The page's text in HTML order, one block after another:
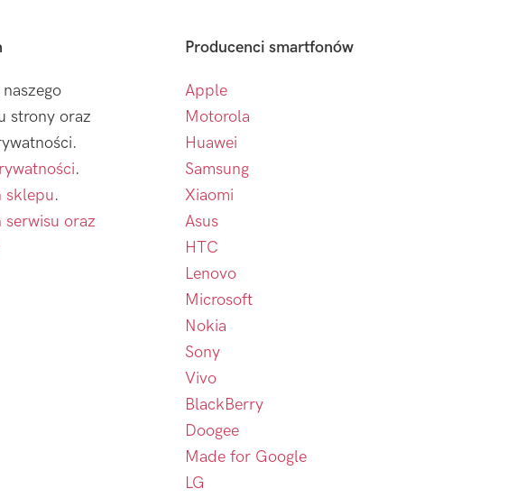
strony oraz
.
sklepu.
serwisu oraz
Producenci smartfonów
Apple
Motorola
Huawei
Samsung
Xiaomi
Asus
HTC
Lenovo
Microsoft
Nokia
Sony
Vivo
BlackBerry
Doogee
Made for Google
LG